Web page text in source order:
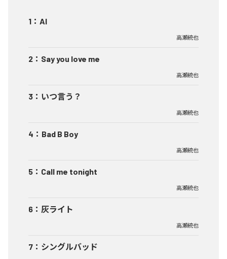
1 ： AI
高瀬統也
2 ： Say you love me
高瀬統也
3 ： いつ言う？
高瀬統也
4 ： Bad B Boy
高瀬統也
5 ： Call me tonight
高瀬統也
6 ： 灰ライト
高瀬統也
7 ： シングルバッド